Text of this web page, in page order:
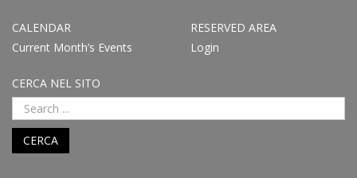
CALENDAR
Current Month’s Events
RESERVED AREA
Login
CERCA NEL SITO
CERCA